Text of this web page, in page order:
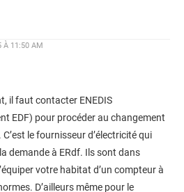
À 11:50 AM
il faut contacter ENEDIS
EDF) pour procéder au changement
le fournisseur d’électricité qui
demande à ERdf. Ils sont dans
votre habitat d’un compteur à
D’ailleurs même pour le